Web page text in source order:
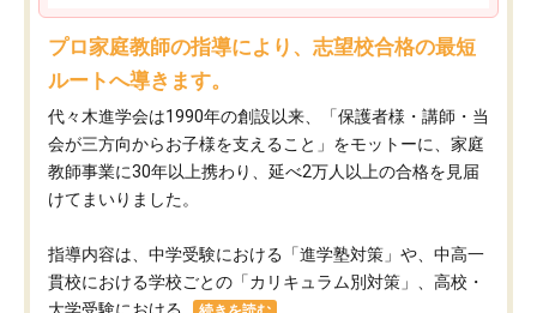
プロ家庭教師の指導により、志望校合格の最短
ルートへ導きます。
代々木進学会は1990年の創設以来、「保護者様・講師・当
会が三方向からお子様を支えること」をモットーに、家庭
教師事業に30年以上携わり、延べ2万人以上の合格を見届
けてまいりました。
指導内容は、中学受験における「進学塾対策」や、中高一
貫校における学校ごとの「カリキュラム別対策」、高校・
大学受験における...